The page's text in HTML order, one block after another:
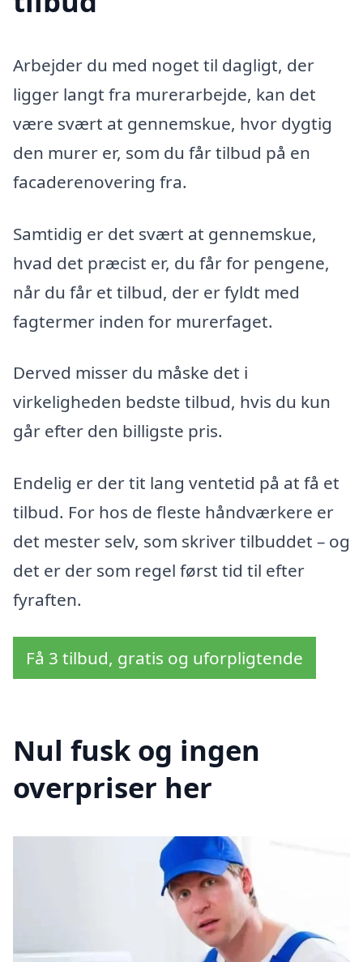
Arbejder du med noget til dagligt, der
ligger langt fra murerarbejde, kan det
være svært at gennemskue, hvor dygtig
den murer er, som du får tilbud på en
facaderenovering fra.
Samtidig er det svært at gennemskue,
hvad det præcist er, du får for pengene,
når du får et tilbud, der er fyldt med
fagtermer inden for murerfaget.
Derved misser du måske det i
virkeligheden bedste tilbud, hvis du kun
går efter den billigste pris.
Endelig er der tit lang ventetid på at få et
tilbud. For hos de fleste håndværkere er
det mester selv, som skriver tilbuddet – og
det er der som regel først tid til efter
fyraften.
Få 3 tilbud, gratis og uforpligtende
Nul fusk og ingen
overpriser her